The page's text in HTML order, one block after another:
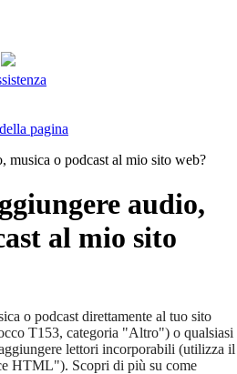
pagina
musica o podcast al mio sito web?
audio,
al mio sito
o podcast direttamente al tuo sito
T153, categoria "Altro") o qualsiasi
lettori incorporabili (utilizza il
HTML"). Scopri di più su come